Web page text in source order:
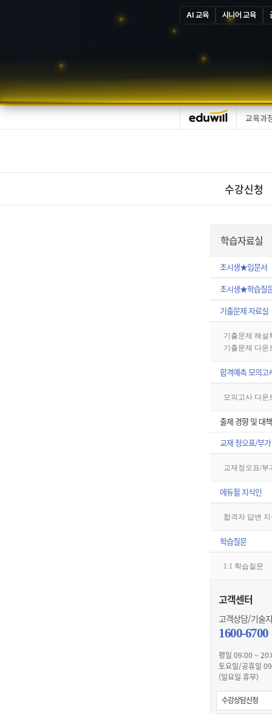
AI 교육 시니어 교육
교육과
수강신청
학습자료실
초시생★입문서
초시생★학습질
기출문제 자료실
기출문제 해
기출문제 다
합격예측 모의고
모의고사 다운
출제 경향 및 대책
교재 정오표/부
교재정오표/부
에듀윌 지식인
합격자 답변
학습질문
1:1 학습질문
고객센터
고객상담/기술
1600-6700
평일 09:00 ~
토요일/공휴일
(일요일 휴무)
수강상담신청